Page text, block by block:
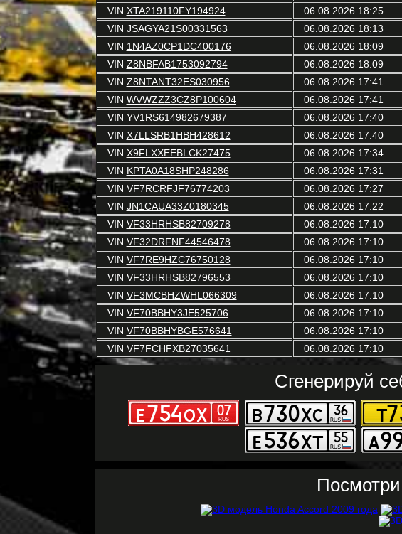
VIN XTA219110FY194924 06.08.2026 18:25
VIN JSAGYA21S00331563 06.08.2026 18:13
VIN 1N4AZ0CP1DC400176 06.08.2026 18:09
VIN Z8NBFAB1753092794 06.08.2026 18:09
VIN Z8NTANT32ES030956 06.08.2026 17:41
VIN WVWZZZ3CZ8P100604 06.08.2026 17:41
VIN YV1RS614982679387 06.08.2026 17:40
VIN X7LLSRB1HBH428612 06.08.2026 17:40
VIN X9FLXXEEBLCK27475 06.08.2026 17:34
VIN KPTA0A18SHP248286 06.08.2026 17:31
VIN VF7RCRFJF76774203 06.08.2026 17:27
VIN JN1CAUA33Z0180345 06.08.2026 17:22
VIN VF33HRHSB82709278 06.08.2026 17:10
VIN VF32DRFNF44546478 06.08.2026 17:10
VIN VF7RE9HZC76750128 06.08.2026 17:10
VIN VF33HRHSB82796553 06.08.2026 17:10
VIN VF3MCBHZWHL066309 06.08.2026 17:10
VIN VF70BBHY3JE525706 06.08.2026 17:10
VIN VF70BBHYBGE576641 06.08.2026 17:10
VIN VF7FCHFXB27035641 06.08.2026 17:10
Сгенерируй